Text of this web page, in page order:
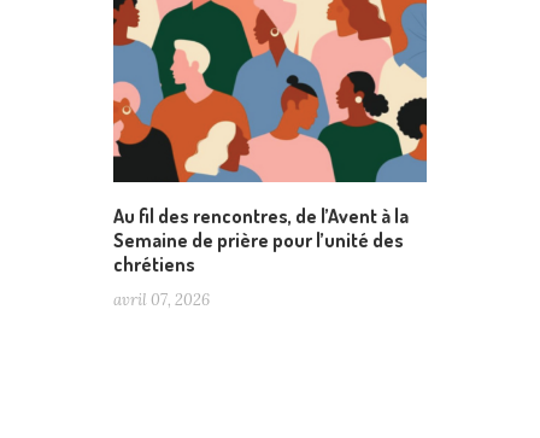
Au fil des rencontres, de l’Avent à la
Semaine de prière pour l’unité des
chrétiens
avril 07, 2026